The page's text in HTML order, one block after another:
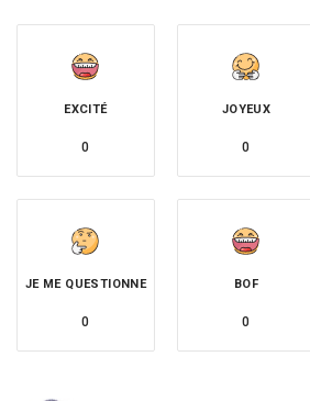
EXCITÉ
0
JOYEUX
0
JE ME QUESTIONNE
0
BOF
0